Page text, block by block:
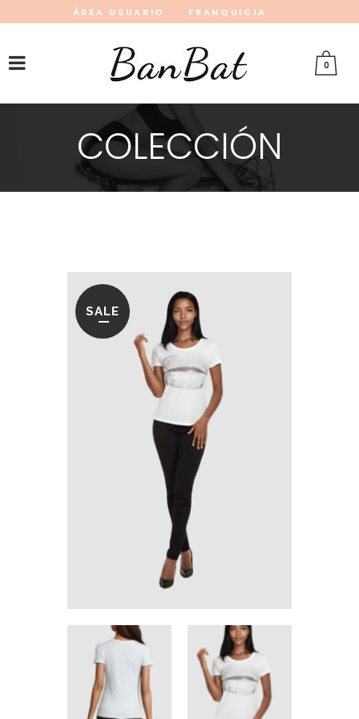
ÁREA USUARIO
FRANQUICIA
0
COLECCIÓN
SALE